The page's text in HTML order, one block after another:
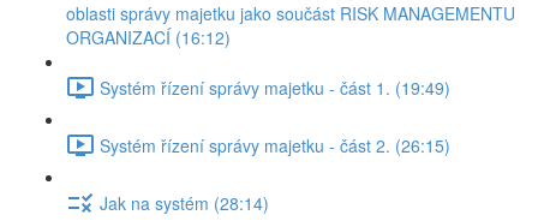
oblasti správy majetku jako součást RISK MANAGEMENTU
ORGANIZACÍ (16:12)
Systém řízení správy majetku - část 1. (19:49)
Systém řízení správy majetku - část 2. (26:15)
Jak na systém (28:14)